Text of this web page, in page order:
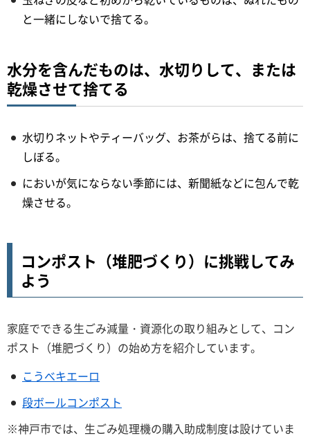
と一緒にしないで捨てる。
水分を含んだものは、水切りして、または
乾燥させて捨てる
水切りネットやティーバッグ、お茶がらは、捨てる前に
しぼる。
においが気にならない季節には、新聞紙などに包んで乾
燥させる。
コンポスト（堆肥づくり）に挑戦してみ
よう
家庭でできる生ごみ減量・資源化の取り組みとして、コン
ポスト（堆肥づくり）の始め方を紹介しています。
こうべキエーロ
段ボールコンポスト
※神戸市では、生ごみ処理機の購入助成制度は設けていま